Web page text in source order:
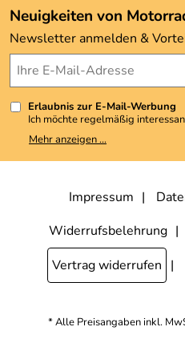
Angebote
Kundenbewertungen (3.492)
4,9/5*****
Neuigkeiten von
Newsletter anmelden &
Erlaubnis zur E-Mail-Werbung
Ich möchte regelmäßig
Meine E-Mail-Adresse wird nicht
weitergegeben. Zu statistischen
kann ich jederzeit mit Wirkung
den Link "Abmelden" am Ende
Mehr anzeigen ...
Impressum
Widerrufsbelehrung
Vertrag widerrufen
* Alle Preisangaben inkl.